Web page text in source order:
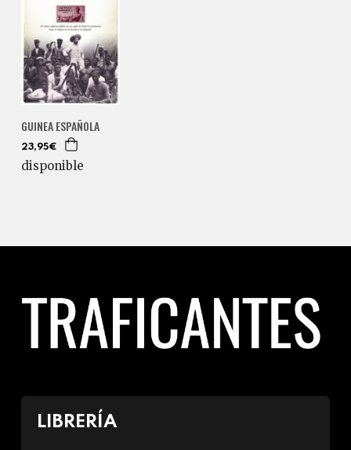
GUINEA ESPAÑOLA
23,95€
disponible
LIBRERÍA